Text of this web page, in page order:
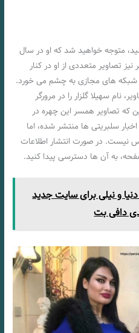
متوجه خواهید شد که او در سال
نیز تصاویر متعددی از او در کنار
شبکه های مجازی به چشم می خورد.
نام سهیلا گلزار را در مرورگر
که تصاویر همسر این چهره در
سلبریتی ها منتشر شده، اما
نیست. در صورت انتشار اطلاعات
به آن ها دسترسی پیدا کنید.
و نیلی برای سایت جدید
دافی بت